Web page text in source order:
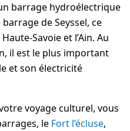
barrage hydroélectrique
de Seyssel, ce
Savoie et l’Ain. Au
il est le plus important
et son électricité
voyage culturel, vous
le Fort l’écluse,